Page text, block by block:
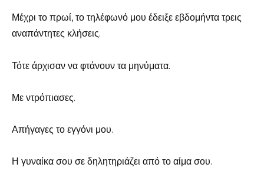
Μέχρι το πρωί, το τηλέφωνό μου έδειξε εβδομήντα τρεις
αναπάντητες κλήσεις.
Τότε άρχισαν να φτάνουν τα μηνύματα.
Με ντρόπιασες.
Απήγαγες το εγγόνι μου.
Η γυναίκα σου σε δηλητηριάζει από το αίμα σου.